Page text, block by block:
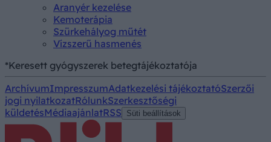
Aranyér kezelése
Kemoterápia
Szürkehályog műtét
Vízszerű hasmenés
*Keresett gyógyszerek betegtájékoztatója
ArchívumImpresszumAdatkezelési tájékoztatóSzerzői
jogi nyilatkozatRólunkSzerkesztőségi
küldetésMédiaajánlatRSS Süti beállítások